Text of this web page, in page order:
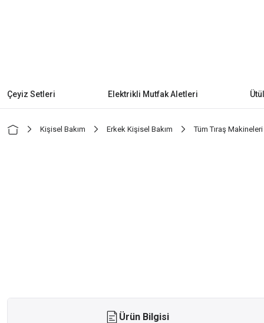
Çeyiz Setleri Elektrikli Mutfak Aletleri
Kişisel Bakım Erkek Kişisel Bakım Tüm Tıraş Makineleri
Ürün Bilgisi